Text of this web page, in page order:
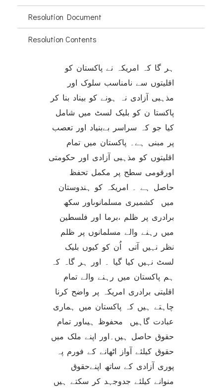
Resolution Document
Resolution Contents
ہر گا کہ امریکہ نے پاکستان کو
اقلیتوں سے نامناسب سلوک اور
مذہبی آزادی نہ ہونے کو بیناد بنا کر
پاکستا ن کو بلیک لسٹ میں شامل
کیا جو کہ سراسر بےبنیاد اور تعصب
پر مبنی ہے۔ پاکستان میں تمام
اقلیتوں کو مذہبی آزادی اور حکومتی
اورقومی سطح پر مکمل تحفظ
حاصل ہے ۔ امریکہ کو ہندوستان
میں کشمیری مسلمانوںاور سکھ
برادری پر ظلم ،برما اور فلسطین
میں رہنے والے مسلمانوں پر ظلم
نظر نہیں آتی اُن کو کیوں بلیک
لسٹ نہیں کیا گیا ۔ اور ہر گاہ کہ
ہم پاکستان میں رہنے والے تمام
اقلیتی برادری امریکہ پر واضح کرنا
چاہتے ہیں کہ پاکستان میں ہماری
عبادت گاہیں محفوظ ہیںاور تمام
حقوق حاصل ہیں۔اور اپنے ملک میں
حقوق کیلئے آواز اٹھانے کے فورم پہ
پوری آزادی کے ساتھ اپنےحقوق
منوانے کیلئے جدوجہد کر سکتے ہیں